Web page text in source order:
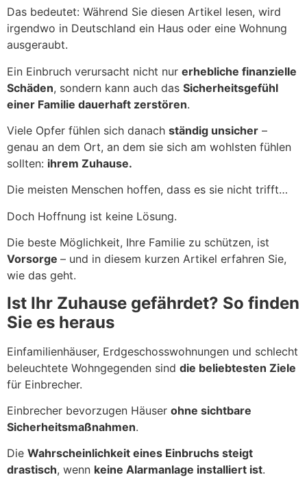
Das bedeutet: Während Sie diesen Artikel lesen, wird
irgendwo in Deutschland ein Haus oder eine Wohnung
ausgeraubt.
Ein Einbruch verursacht nicht nur erhebliche finanzielle
Schäden, sondern kann auch das Sicherheitsgefühl
einer Familie dauerhaft zerstören.
Viele Opfer fühlen sich danach ständig unsicher –
genau an dem Ort, an dem sie sich am wohlsten fühlen
sollten: ihrem Zuhause.
Die meisten Menschen hoffen, dass es sie nicht trifft…
Doch Hoffnung ist keine Lösung.
Die beste Möglichkeit, Ihre Familie zu schützen, ist
Vorsorge – und in diesem kurzen Artikel erfahren Sie,
wie das geht.
Ist Ihr Zuhause gefährdet? So finden
Sie es heraus
Einfamilienhäuser, Erdgeschosswohnungen und schlecht
beleuchtete Wohngegenden sind die beliebtesten Ziele
für Einbrecher.
Einbrecher bevorzugen Häuser ohne sichtbare
Sicherheitsmaßnahmen.
Die Wahrscheinlichkeit eines Einbruchs steigt
drastisch, wenn keine Alarmanlage installiert ist.